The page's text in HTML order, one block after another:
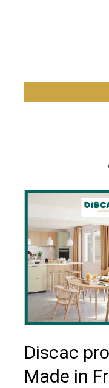
Discac
Made in